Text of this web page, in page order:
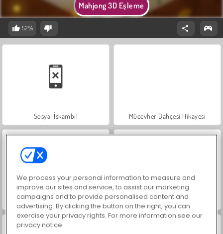
Mahjong 3D Eşleme
52%
Sosyal İskambil Mücevher Bahçesi Hikayesi
Büyük Mahjong Eşleme İçecekleri Eşle
We process your personal information to measure and
improve our sites and service, to assist our marketing
campaigns and to provide personalised content and
advertising. By clicking the button on the right, you can
exercise your privacy rights. For more information see our
privacy notice